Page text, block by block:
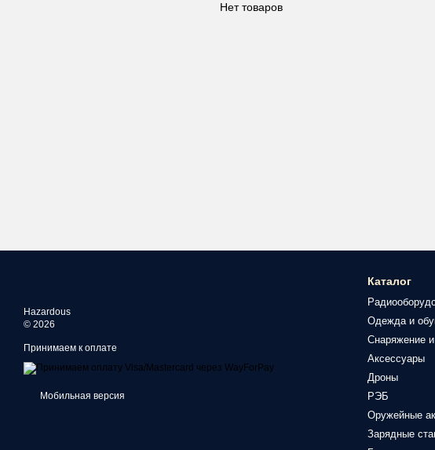
Нет товаров
Hazardous
© 2026
Принимаем к оплате
Мобильная версия
Каталог
Одежда и
Снаряжение и
Аксессуары
Дроны
РЭБ
Оружейные
Зарядные